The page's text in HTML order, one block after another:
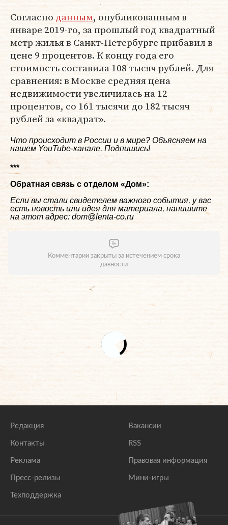
Согласно данным, опубликованным в
январе 2019-го, за прошлый год квадратный
метр жилья в Санкт-Петербурге прибавил в
цене 9 процентов. К концу года его
стоимость составила 108 тысяч рублей. Для
сравнения: в Москве средняя цена
недвижимости увеличилась на 12
процентов, со 161 тысячи до 182 тысяч
рублей за «квадрат».
Что происходит в России и в мире? Объясняем на
нашем YouTube-канале. Подпишись!
***
Обратная связь с отделом «Дом»:
Если вы стали свидетелем важного события, у вас
есть новость или идея для материала, напишите
на этот адрес: dom@lenta-co.ru
Комментарии закрыты за истечением срока
давности
Редакция
Контакты
Реклама
Пресс-релизы
Техподдержка
Вакансии
RSS
Правовая информация
Мини-игры